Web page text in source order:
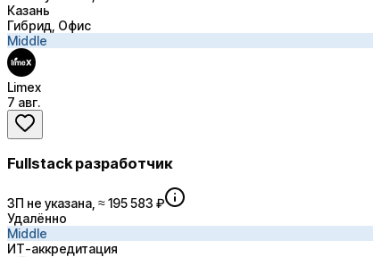
Казань
Гибрид, Офис
Middle
Limex
7 авг.
Fullstack разработчик
ЗП не указана, ≈ 195 583 ₽
Удалённо
Middle
ИТ-аккредитация